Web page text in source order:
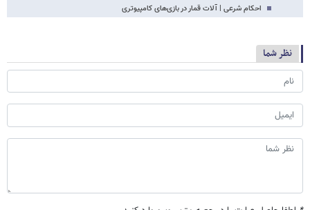
احکام شرعی | آلات قمار در بازی‌های کامپیوتری
نظر شما